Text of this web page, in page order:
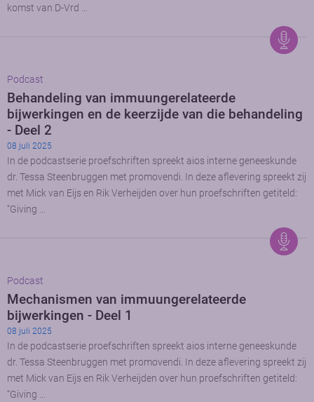
komst van D-Vrd …
Podcast
Behandeling van immuungerelateerde
bijwerkingen en de keerzijde van die behandeling
- Deel 2
08 juli 2025
In de podcastserie proefschriften spreekt aios interne geneeskunde
dr. Tessa Steenbruggen met promovendi. In deze aflevering spreekt zij
met Mick van Eijs en Rik Verheijden over hun proefschriften getiteld:
“Giving …
Podcast
Mechanismen van immuungerelateerde
bijwerkingen - Deel 1
08 juli 2025
In de podcastserie proefschriften spreekt aios interne geneeskunde
dr. Tessa Steenbruggen met promovendi. In deze aflevering spreekt zij
met Mick van Eijs en Rik Verheijden over hun proefschriften getiteld:
“Giving …